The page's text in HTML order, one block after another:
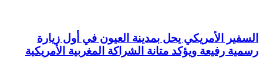
السفير الأمريكي يحل بمدينة العيون في أول زيارة
رسمية رفيعة ويؤكد متانة الشراكة المغربية الأمريكية